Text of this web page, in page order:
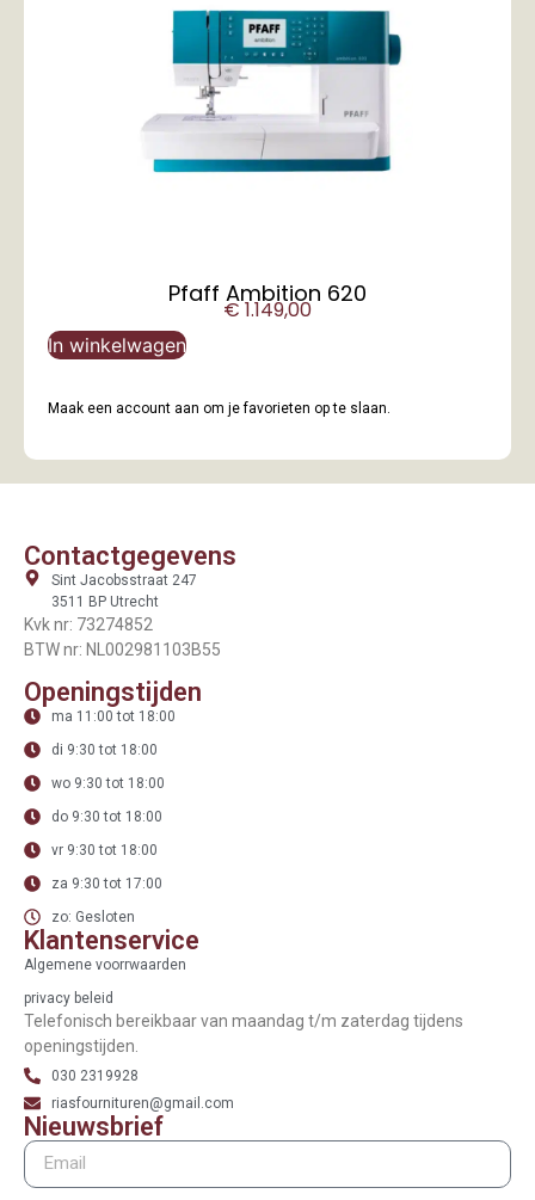
Pfaff Ambition 620
€1.149,00
In winkelwagen
Maak een account aan om je favorieten op te slaan.
Contactgegevens
Sint Jacobsstraat 247
3511 BP Utrecht
Kvk nr: 73274852
BTW nr: NL002981103B55
Openingstijden
ma 11:00 tot 18:00
di 9:30 tot 18:00
wo 9:30 tot 18:00
do 9:30 tot 18:00
vr 9:30 tot 18:00
za 9:30 tot 17:00
zo: Gesloten
Klantenservice
Algemene voorrwaarden
privacy beleid
Telefonisch bereikbaar van maandag t/m zaterdag tijdens
openingstijden.
030 2319928
riasfournituren@gmail.com
Nieuwsbrief